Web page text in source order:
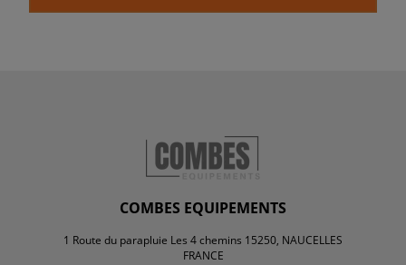
COMBES EQUIPEMENTS
1 Route du parapluie Les 4 chemins 15250, NAUCELLES
FRANCE